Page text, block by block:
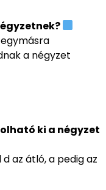
a négyzet
ki a négyzet
az átló, a pedig az